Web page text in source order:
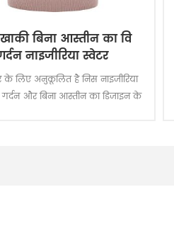
बिना आस्तीन का वि
नाइजीरिया स्वेटर
के लिए अनुकूलित है निस नाइजीरिया
और बिना आस्तीन का डिजाइन के